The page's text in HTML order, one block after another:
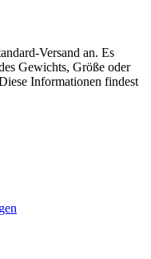
Versand an. Es
Gewichts, Größe oder
Informationen findest